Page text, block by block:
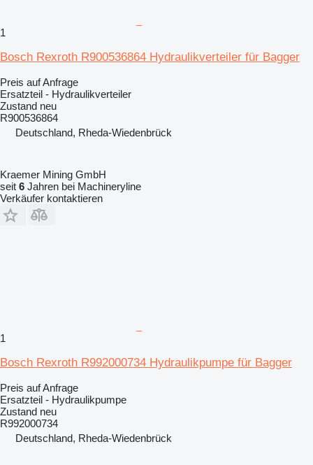
1
Bosch Rexroth R900536864 Hydraulikverteiler für Bagger
Preis auf Anfrage
Ersatzteil - Hydraulikverteiler
Zustand neu
R900536864
Deutschland, Rheda-Wiedenbrück
Kraemer Mining GmbH
seit 6 Jahren bei Machineryline
Verkäufer kontaktieren
1
Bosch Rexroth R992000734 Hydraulikpumpe für Bagger
Preis auf Anfrage
Ersatzteil - Hydraulikpumpe
Zustand neu
R992000734
Deutschland, Rheda-Wiedenbrück